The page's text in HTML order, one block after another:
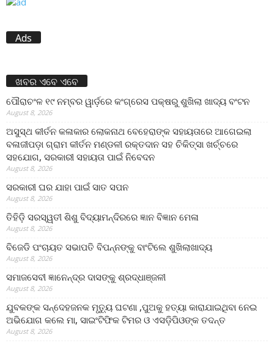
Ads
ଖବର ଏବେ ଏବେ
ପୌରାଚଂଳ ୧୯ ନମ୍ବର ୱାର୍ଡ଼ରେ କଂଗ୍ରେସ ପକ୍ଷରୁ ଶୁଖିଲା ଖାଦ୍ୟ ବଂଟନ
August 8, 2026
ଅସୁସ୍ଥ କୀର୍ତନ କଳାକାର ଲୋକନାଥ ବେହେରାଙ୍କ ସହାୟତାରେ ଆଗେଇଲା
ବଳାଜୀପଡ଼ା ଗ୍ରାମ କୀର୍ତନ ମଣ୍ଡଳୀ ରକ୍ତଦାନ ସହ ଚିକିତ୍ସା ଖର୍ଚ୍ଚରେ
ସହଯୋଗ, ସରକାରୀ ସହାୟତା ପାଇଁ ନିବେଦନ
August 8, 2026
ସରକାରୀ ଘର ଯାହା ପାଇଁ ସାତ ସପନ
August 8, 2026
ତିହିଡି଼ ସରସ୍ୱତୀ ଶିଶୁ ବିଦ୍ୟାମନ୍ଦିରରେ ଜ୍ଞାନ ବିଜ୍ଞାନ ମେଳା
August 8, 2026
ବିଜେଡି ପଂଚାୟତ ସଭାପତି ବିପନ୍ନଙ୍କୁ ବାଂଟିଲେ ଶୁଖିଲାଖାଦ୍ୟ
August 8, 2026
ସମାଜସେବୀ ଜ୍ଞାନେନ୍ଦ୍ର ଦାସଙ୍କୁ ଶ୍ରଦ୍ଧାଞ୍ଜଳୀ
August 8, 2026
ଯୁବକଙ୍କ ସନ୍ଦେହଜନକ ମୃତ୍ୟୁ ଘଟଣା ,ପୁଅକୁ ହତ୍ୟା କାରାଯାଇଥିବା ନେଇ
ଅଭିଯୋଗ କଲେ ମା, ସାଇଂଟିଫିକ ଟିମର ଓ ଏସଡ଼ିପିଓଙ୍କ ତଦନ୍ତ
August 8, 2026